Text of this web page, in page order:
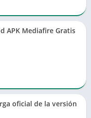
APK Mediafire Gratis
oficial de la versión